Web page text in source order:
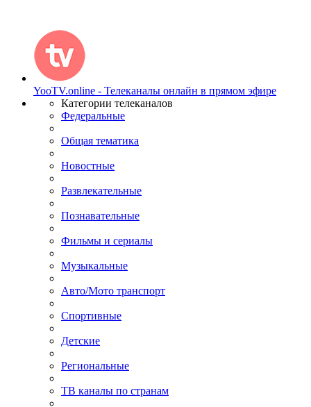
YooTV.online - Телеканалы онлайн в прямом эфире
Категории телеканалов
Федеральные
Общая тематика
Новостные
Развлекательные
Познавательные
Фильмы и сериалы
Музыкальные
Авто/Мото транспорт
Спортивные
Детские
Региональные
ТВ каналы по странам